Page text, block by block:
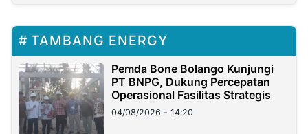
TAMBANG ENERGY
Pemda Bone Bolango Kunjungi
PT BNPG, Dukung Percepatan
Operasional Fasilitas Strategis
04/08/2026 - 14:20